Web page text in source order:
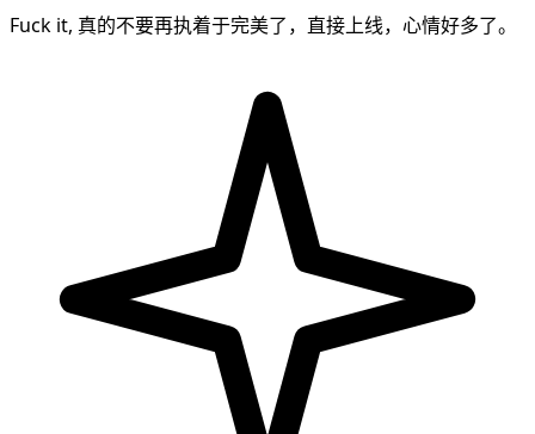
Fuck it, 真的不要再执着于完美了，直接上线，心情好多了。